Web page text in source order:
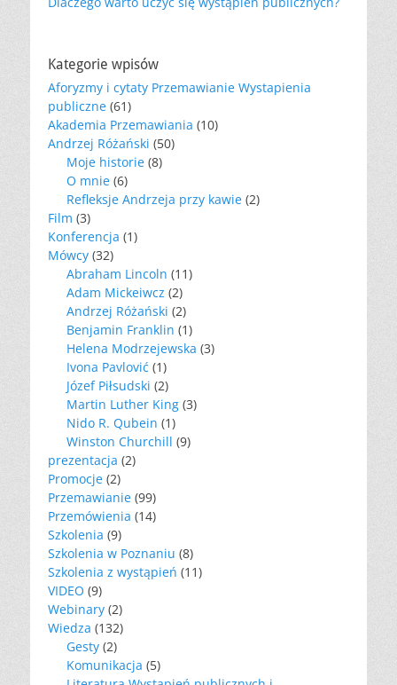
Kategorie wpisów
Aforyzmy i cytaty Przemawianie Wystapienia
publiczne (61)
Akademia Przemawiania (10)
Andrzej Różański (50)
Moje historie (8)
O mnie (6)
Refleksje Andrzeja przy kawie (2)
Film (3)
Konferencja (1)
Mówcy (32)
Abraham Lincoln (11)
Adam Mickeiwcz (2)
Andrzej Różański (2)
Benjamin Franklin (1)
Helena Modrzejewska (3)
Ivona Pavlović (1)
Józef Piłsudski (2)
Martin Luther King (3)
Nido R. Qubein (1)
Winston Churchill (9)
prezentacja (2)
Promocje (2)
Przemawianie (99)
Przemówienia (14)
Szkolenia (9)
Szkolenia w Poznaniu (8)
Szkolenia z wystąpień (11)
VIDEO (9)
Webinary (2)
Wiedza (132)
Gesty (2)
Komunikacja (5)